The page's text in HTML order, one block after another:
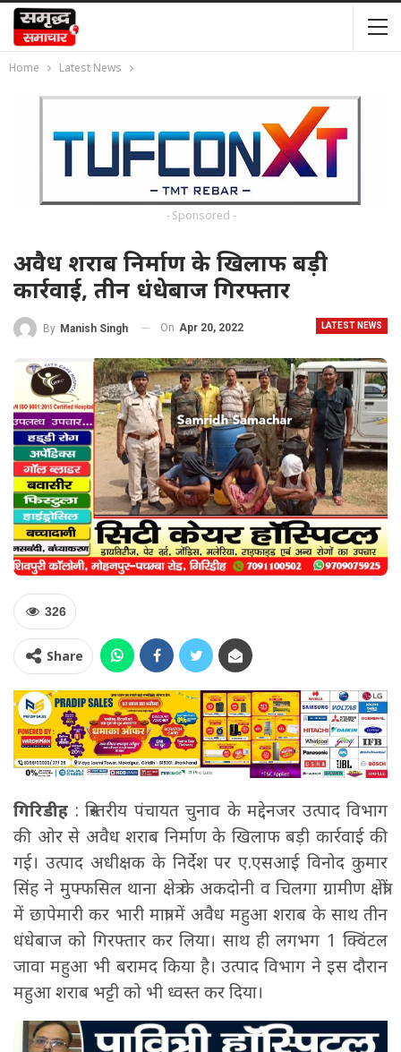
Home Latest News
- Sponsored -
अवैध शराब निर्माण के खिलाफ बड़ी
कार्रवाई, तीन धंधेबाज गिरफ्तार
LATEST NEWS
By Manish Singh On Apr 20, 2022
326
Share
गिरिडीह : त्रिस्तरीय पंचायत चुनाव के मद्देनजर उत्पाद विभाग
की ओर से अवैध शराब निर्माण के खिलाफ बड़ी कार्रवाई की
गई। उत्पाद अधीक्षक के निर्देश पर ए.एसआई विनोद कुमार
सिंह ने मुफ्फसिल थाना क्षेत्र के अकदोनी व चिलगा ग्रामीण क्षेत्रों
में छापेमारी कर भारी मात्रा में अवैध महुआ शराब के साथ तीन
धंधेबाज को गिरफ्तार कर लिया। साथ ही लगभग 1 क्विंटल
जावा महुआ भी बरामद किया है। उत्पाद विभाग ने इस दौरान
महुआ शराब भट्टी को भी ध्वस्त कर दिया।